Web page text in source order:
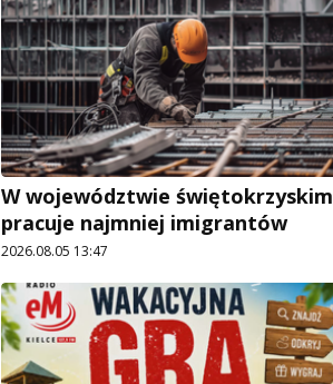
W województwie świętokrzyskim
pracuje najmniej imigrantów
2026.08.05 13:47